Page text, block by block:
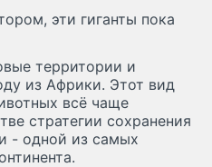
эти гиганты пока
территории и
из Африки. Этот вид
всё чаще
стратегии сохранения
- одной из самых